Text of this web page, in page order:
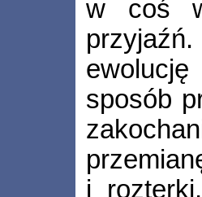
w coś
sposób
i